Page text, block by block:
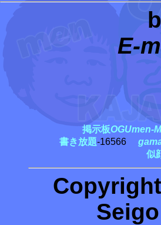
E-
掲示板OGUmen-
書き放題-16566
似